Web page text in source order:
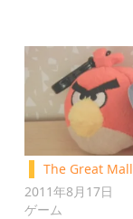
The Great Mall
2011年8月17日
ゲーム